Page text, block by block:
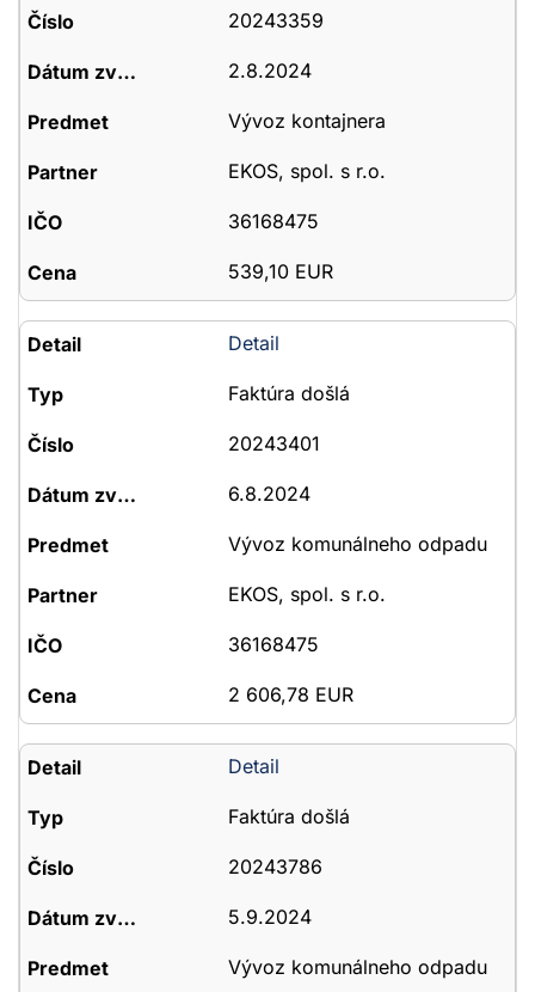
20243359
2.8.2024
Vývoz kontajnera
EKOS, spol. s r.o.
36168475
539,10 EUR
Detail
Faktúra došlá
20243401
6.8.2024
Vývoz komunálneho odpadu
EKOS, spol. s r.o.
36168475
2 606,78 EUR
Detail
Faktúra došlá
20243786
5.9.2024
Vývoz komunálneho odpadu